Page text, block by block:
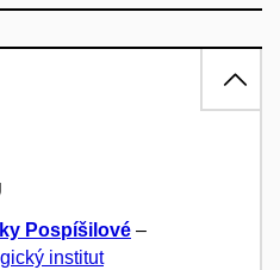
Pospíšilové –
institut